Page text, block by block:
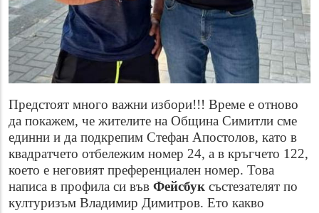
Предстоят много важни избори!!! Време е отново
да покажем, че жителите на Община Симитли сме
единни и да подкрепим Стефан Апостолов, като в
квадратчето отбележим номер 24, а в кръгчето 122,
което е неговият преференциален номер. Това
написа в профила си във Фейсбук състезателят по
културизъм Владимир Димитров. Ето какво